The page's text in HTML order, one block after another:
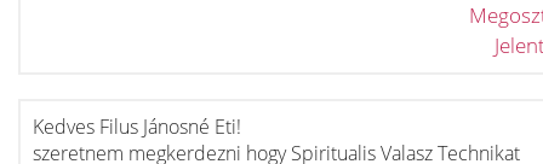
Kedves Filus Jánosné Eti!
szeretnem megkerdezni hogy Spiritualis Valasz Technikat